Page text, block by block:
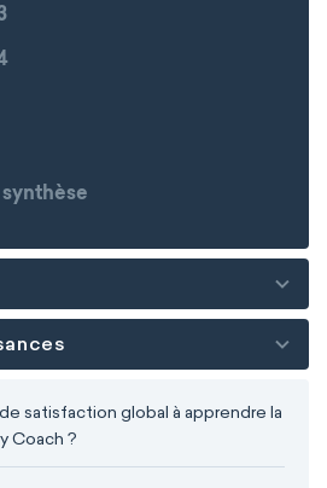
satisfaction global à apprendre la
Coach ?